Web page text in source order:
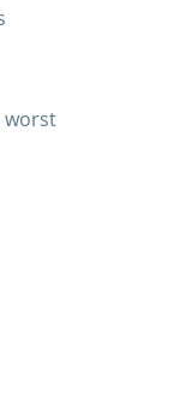
Weenink
worst